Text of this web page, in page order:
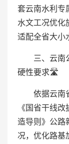
套云南水利专
水文工况优化
适配全省大小
三、云南
硬性要求🛣️
依据云南
《国省干线
造导则》公路
况，优化路基